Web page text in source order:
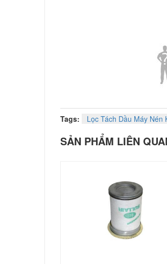
Tags: Lọc Tách Dầu Máy Nén
SẢN PHẨM LIÊN